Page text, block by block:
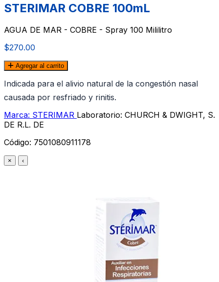
STERIMAR COBRE 100mL
AGUA DE MAR - COBRE - Spray 100 Mililitro
$270.00
Agregar al carrito
Indicada para el alivio natural de la congestión nasal
causada por resfriado y rinitis.
Marca: STERIMAR Laboratorio: CHURCH & DWIGHT, S.
DE R.L. DE
Código: 7501080911178
× ‹